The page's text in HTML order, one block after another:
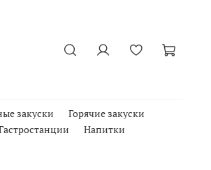
закуски
Горячие закуски
Напитки